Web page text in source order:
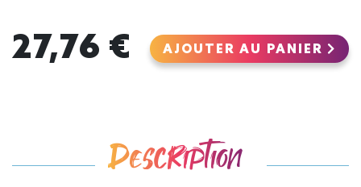
27,76 € AJOUTER AU PANIER
Description